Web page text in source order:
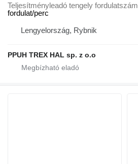
Teljesítményleadó tengely fordulatszám
fordulat/perc
Lengyelország, Rybnik
PPUH TREX HAL sp. z o.o